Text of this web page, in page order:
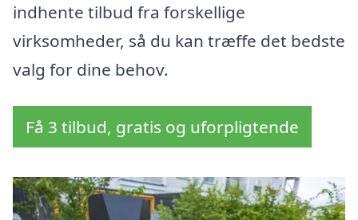
indhente tilbud fra forskellige
virksomheder, så du kan træffe det bedste
valg for dine behov.
Få 3 tilbud, gratis og uforpligtende